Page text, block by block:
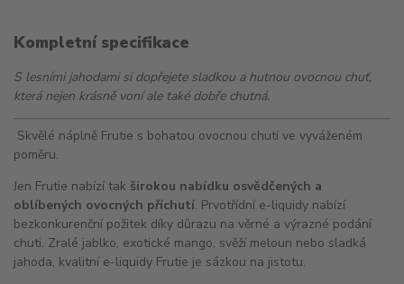
Kompletní specifikace
S lesními jahodami si dopřejete sladkou a hutnou ovocnou chuť,
která nejen krásně voní ale také dobře chutná.
Skvělé náplně Frutie s bohatou ovocnou chutí ve vyváženém
poměru.
Jen Frutie nabízí tak širokou nabídku osvědčených a
oblíbených ovocných příchutí. Prvotřídní e-liquidy nabízí
bezkonkurenční požitek díky důrazu na věrné a výrazné podání
chuti. Zralé jablko, exotické mango, svěží meloun nebo sladká
jahoda, kvalitní e-liquidy Frutie je sázkou na jistotu.